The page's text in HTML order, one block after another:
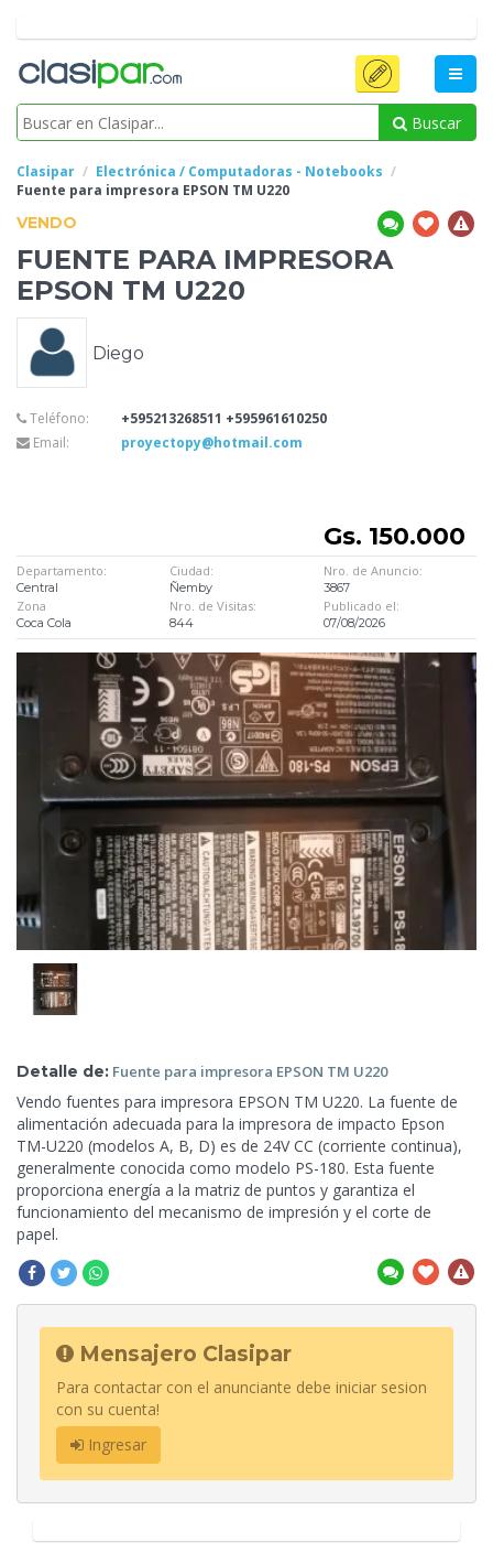
Buscar
Clasipar
Electrónica / Computadoras - Notebooks
Fuente para impresora EPSON TM U220
VENDO
FUENTE PARA IMPRESORA
EPSON TM U220
Diego
Teléfono:
+595213268511 +595961610250
Email:
proyectopy@hotmail.com
Gs. 150.000
Departamento:
Central
Ciudad:
Ñemby
Nro. de Anuncio:
3867
Zona
Coca Cola
Nro. de Visitas:
844
Publicado el:
07/08/2026
Detalle de: Fuente para impresora EPSON TM U220
Vendo fuentes para impresora EPSON TM U220. La fuente de
alimentación adecuada para la impresora de impacto Epson
TM-U220 (modelos A, B, D) es de 24V CC (corriente continua),
generalmente conocida como modelo PS-180. Esta fuente
proporciona energía a la matriz de puntos y garantiza el
funcionamiento del mecanismo de impresión y el corte de
papel.
Mensajero Clasipar
Para contactar con el anunciante debe iniciar sesion
con su cuenta!
Ingresar